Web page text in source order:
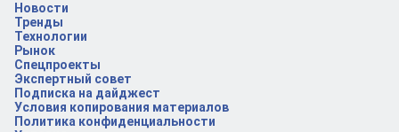
Новости
Тренды
Технологии
Рынок
Спецпроекты
Экспертный совет
Подписка на дайджест
Условия копирования материалов
Политика конфиденциальности